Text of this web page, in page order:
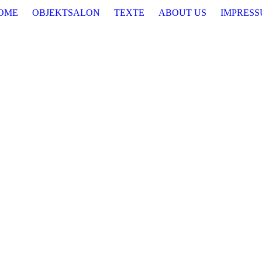
OBJEKTSALON TEXTE ABOUT US